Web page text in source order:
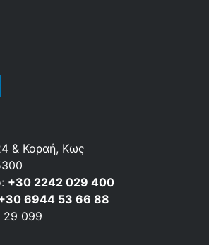
& Κοραή, Κως
+30 2242 029 400
6944 53 66 88
29 099